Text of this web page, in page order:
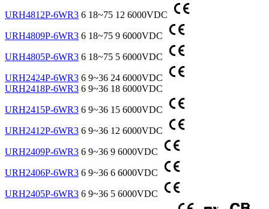
URH4812P-6WR3 6 18~75 12 6000VDC
URH4809P-6WR3 6 18~75 9 6000VDC
URH4805P-6WR3 6 18~75 5 6000VDC
URH2424P-6WR3 6 9~36 24 6000VDC
URH2418P-6WR3 6 9~36 18 6000VDC
URH2415P-6WR3 6 9~36 15 6000VDC
URH2412P-6WR3 6 9~36 12 6000VDC
URH2409P-6WR3 6 9~36 9 6000VDC
URH2406P-6WR3 6 9~36 6 6000VDC
URH2405P-6WR3 6 9~36 5 6000VDC